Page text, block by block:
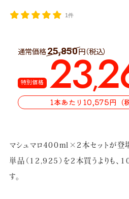
1件
通常価格 25,850 円（税込）
特別価格 23,
1本あたり10,575円（
マシュマロ400ml×2本セットが登場
単品（12,925）を2本買うよりも、
す。